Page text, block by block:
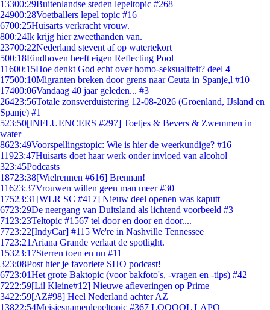
13300:29Buitenlandse steden lepeltopic #268
24900:28Voetballers lepel topic #16
6700:25Huisarts verkracht vrouw.
800:24Ik krijg hier zweethanden van.
23700:22Nederland stevent af op watertekort
500:18Eindhoven heeft eigen Reflecting Pool
11600:15Hoe denkt God echt over homo-seksualiteit? deel 4
17500:10Migranten breken door grens naar Ceuta in Spanje,l #10
17400:06Vandaag 40 jaar geleden... #3
26423:56Totale zonsverduistering 12-08-2026 (Groenland, IJsland en
Spanje) #1
523:50[INFLUENCERS #297] Toetjes & Bevers & Zwemmen in
water
8623:49Voorspellingstopic: Wie is hier de weerkundige? #16
11923:47Huisarts doet haar werk onder invloed van alcohol
323:45Podcasts
18723:38[Wielrennen #616] Brennan!
11623:37Vrouwen willen geen man meer #30
17523:31 [WLR SC #417] Nieuw deel openen was kaputt
6723:29De neergang van Duitsland als lichtend voorbeeld #3
71 23:23Teltopic #1567 tel door en door en door....
7723:22[IndyCar] #115 We're in Nashville Tennessee
1723:21 Ariana Grande verlaat de spotlight.
15323:17Sterren toen en nu #11
323:08Post hier je favoriete SHO podcast!
6723:01Het grote Baktopic (voor bakfoto's, -vragen en -tips) #42
7222:59[Lil Kleine#12] Nieuwe afleveringen op Prime
3422:59[AZ#98] Heel Nederland achter AZ
13822:54Meisjesnamenlepeltopic #367 LOOOOL LAPO